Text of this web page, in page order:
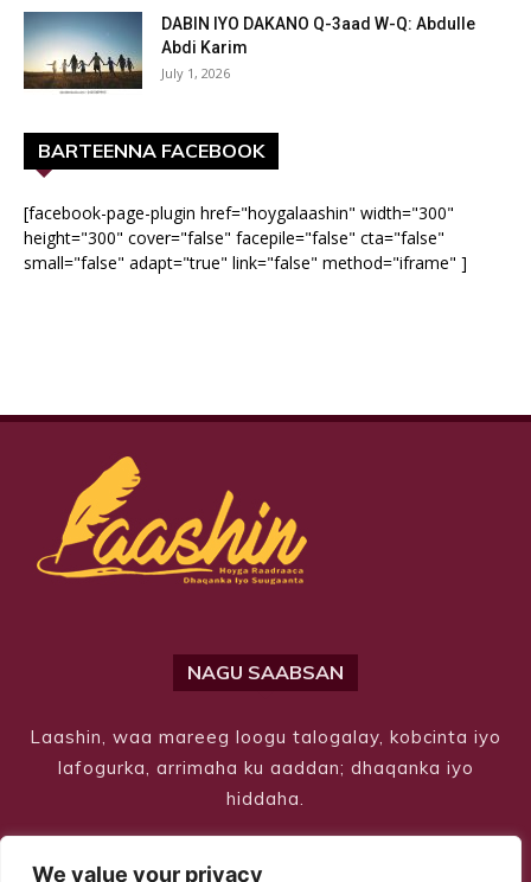
We value your privacy
DABIN IYO DAKANO Q-3aad W-Q: Abdulle
Abdi Karim
July 1, 2026
BARTEENNA FACEBOOK
[facebook-page-plugin href="hoygalaashin" width="300"
height="300" cover="false" facepile="false" cta="false"
small="false" adapt="true" link="false" method="iframe" ]
NAGU SAABSAN
Laashin, waa mareeg loogu talogalay, kobcinta iyo
lafogurka, arrimaha ku aaddan; dhaqanka iyo
hiddaha.